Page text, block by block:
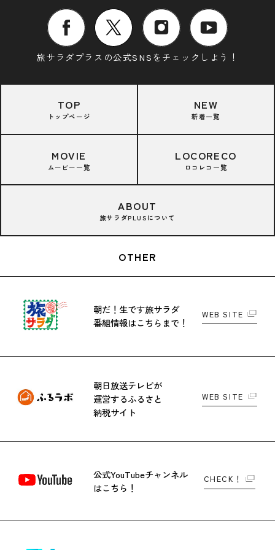
旅サラダプラスの公式SNSをチェックしよう！
TOP
トップページ
NEW
新着一覧
MOVIE
ムービー一覧
LOCORECO
ロコレコ一覧
ABOUT
旅サラダPLUSについて
OTHER
朝だ！生です旅サラダ
番組情報はこちらまで！
WEB SITE
朝日放送テレビが
運営するふるさと
納税サイト
WEB SITE
公式YouTubeチャンネル
はこちら！
CHECK！